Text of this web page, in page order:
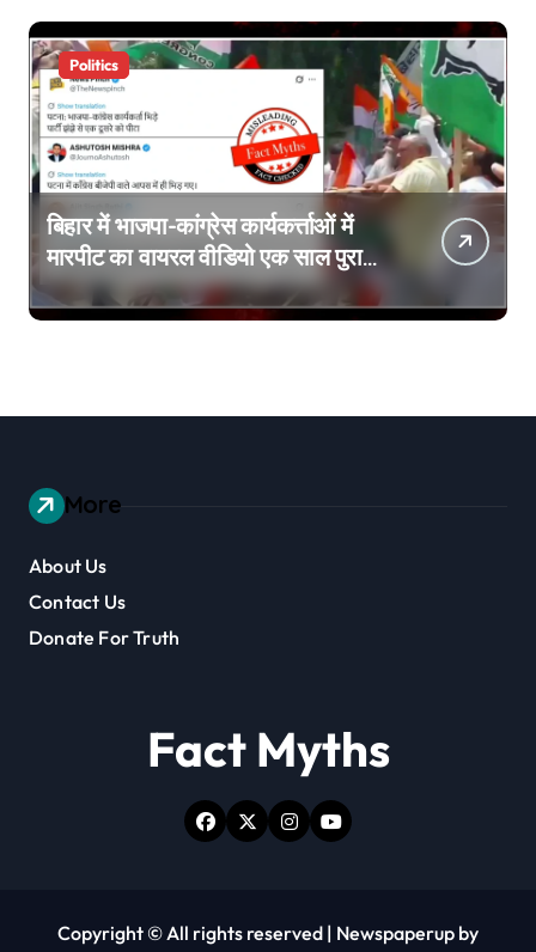
Politics
बिहार में भाजपा-कांग्रेस कार्यकर्त्ताओं में
मारपीट का वायरल वीडियो एक साल पुराना
है
More
About Us
Contact Us
Donate For Truth
Fact Myths
Copyright © All rights reserved | Newspaperup by